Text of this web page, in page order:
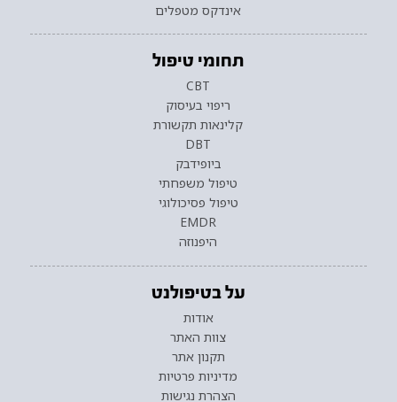
אינדקס מטפלים
תחומי טיפול
CBT
ריפוי בעיסוק
קלינאות תקשורת
DBT
ביופידבק
טיפול משפחתי
טיפול פסיכולוגי
EMDR
היפנוזה
על בטיפולנט
אודות
צוות האתר
תקנון אתר
מדיניות פרטיות
הצהרת נגישות